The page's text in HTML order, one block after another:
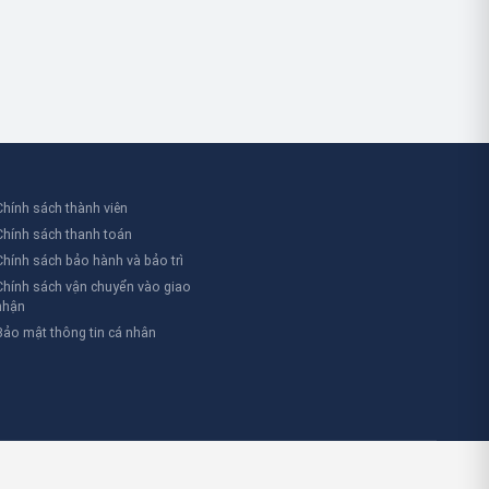
sách thành viên
sách thanh toán
sách bảo hành và bảo trì
sách vận chuyển vào giao
mật thông tin cá nhân